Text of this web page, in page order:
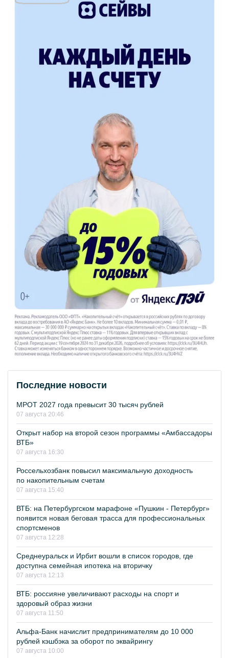
Последние новости
МРОТ 2027 года превысит 30 тысяч рублей
07 августа 20:46
Открыт набор на второй сезон программы «Амбассадоры
ВТБ»
07 августа 16:30
Россельхозбанк повысил максимальную доходность
по накопительным счетам
07 августа 15:40
ВТБ: на Петербургском марафоне «Пушкин - Петербург»
появится новая беговая трасса для профессиональных
спортсменов
07 августа 12:28
Среднеуральск и Ирбит вошли в список городов, где
доступна семейная ипотека на вторичку
07 августа 12:13
ВТБ: россияне увеличивают расходы на спорт и
здоровый образ жизни
07 августа 11:50
Альфа-Банк начислит предпринимателям до 10 000
рублей кэшбэка за оборот по эквайрингу
07 августа 10:00